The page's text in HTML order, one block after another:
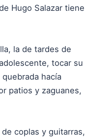
Hugo Salazar tiene
la de tardes de
tocar su
hacía
patios y zaguanes,
coplas y guitarras,